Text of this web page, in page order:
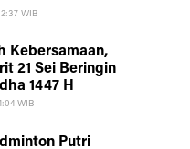
WIB
Kebersamaan,
21 Sei Beringin
1447 H
WIB
Putri